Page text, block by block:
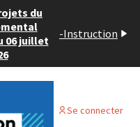
du
06 juillet
-Instruction
Se connecter